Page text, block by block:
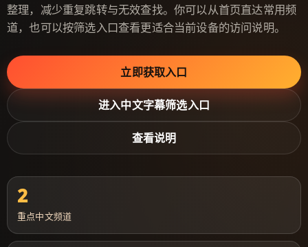
整理，减少重复跳转与无效查找。你可以从首页直达常用频
道，也可以按筛选入口查看更适合当前设备的访问说明。
立即获取入口
进入中文字幕筛选入口
查看说明
2
重点中文频道